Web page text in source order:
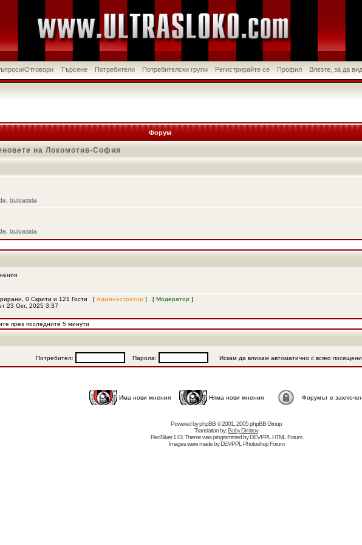
Отговори Търсене Потребители Потребителски групи Регистрирайте се Профил Влезте, за да
Форум
на Локомотив-София
bulgarista
bulgarista
0 Скрити и 121 Гости [ Администратор ] [ Модератор ]
23 Окт, 2025 3:37
през последните 5 минути
Потребител: Парола: Искам да влизам автоматично с всяко
Има нови мнения Няма нови мнения Форумът е
Powered byphpBB© 2001, 2005 phpBB Group
Translation by:Boby Dimitrov
RedSilver 1.01 Theme was programmed byDEVPPL HTML Forum
Images were made byDEVPPL Photoshop Forum